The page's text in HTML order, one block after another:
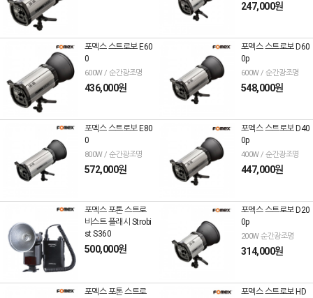
247,000원
포멕스 스트로보 E60
0
600W / 순간광조명
436,000원
포멕스 스트로보 D60
0p
600W / 순간광조명
548,000원
포멕스 스트로보 E80
0
800W / 순간광조명
572,000원
포멕스 스트로보 D40
0p
400W / 순간광조명
447,000원
포멕스 포톤 스트로
비스트 플래시 Strobi
st S360
500,000원
포멕스 스트로보 D20
0p
200W 순간광조명
314,000원
포멕스 포톤 스트로
포멕스 스트로보 HD